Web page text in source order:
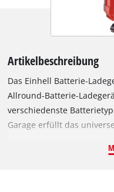
Artikelbeschreibung
Das Einhell Batterie-
Allround-Batterie-
verschiedenste
Garage erfüllt das
Kraftrad, unverzichtbare